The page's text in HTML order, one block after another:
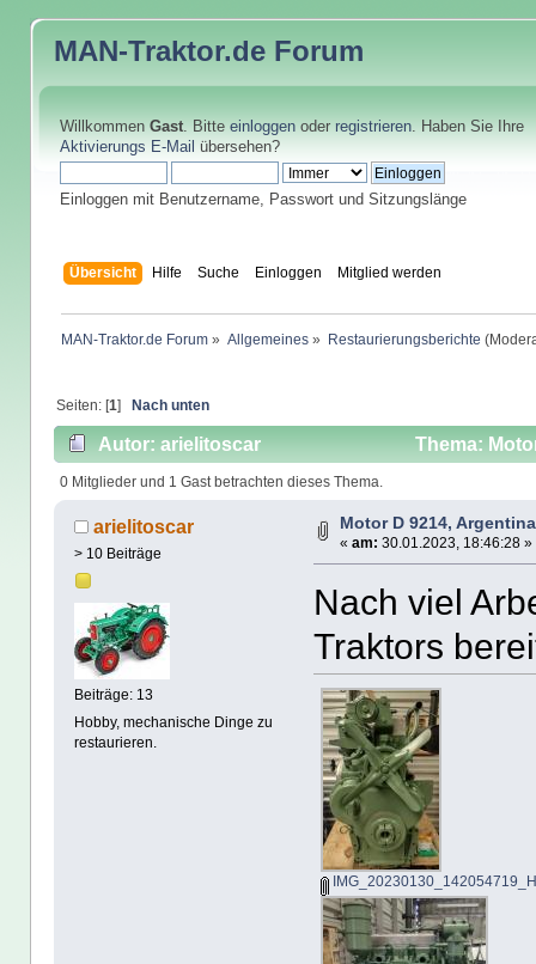
MAN-Traktor.de Forum
Willkommen Gast. Bitte einloggenoder registrieren. Haben Sie Ihre
Aktivierungs E-Mail übersehen?
Einloggen mit Benutzername, Passwort und Sitzungslänge
Übersicht Hilfe Suche Einloggen Mitglied werden
MAN-Traktor.de Forum » Allgemeines » Restaurierungsberichte
Seiten: [1] Nach unten
Autor: arielitoscar Thema:
0 Mitglieder und 1 Gast betrachten dieses Thema.
arielitoscar
> 10 Beiträge
Beiträge: 13
Hobby, mechanische Dinge zu
restaurieren.
Motor D 9214, Argentina
« am: 30.01.2023, 18:46:28 »
Nach viel
Traktors